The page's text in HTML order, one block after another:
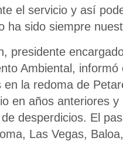
el servicio y así
ha sido siempre
presidente
Ambiental,
la redoma de
en años anteriores
desperdicios. El
Las Vegas,